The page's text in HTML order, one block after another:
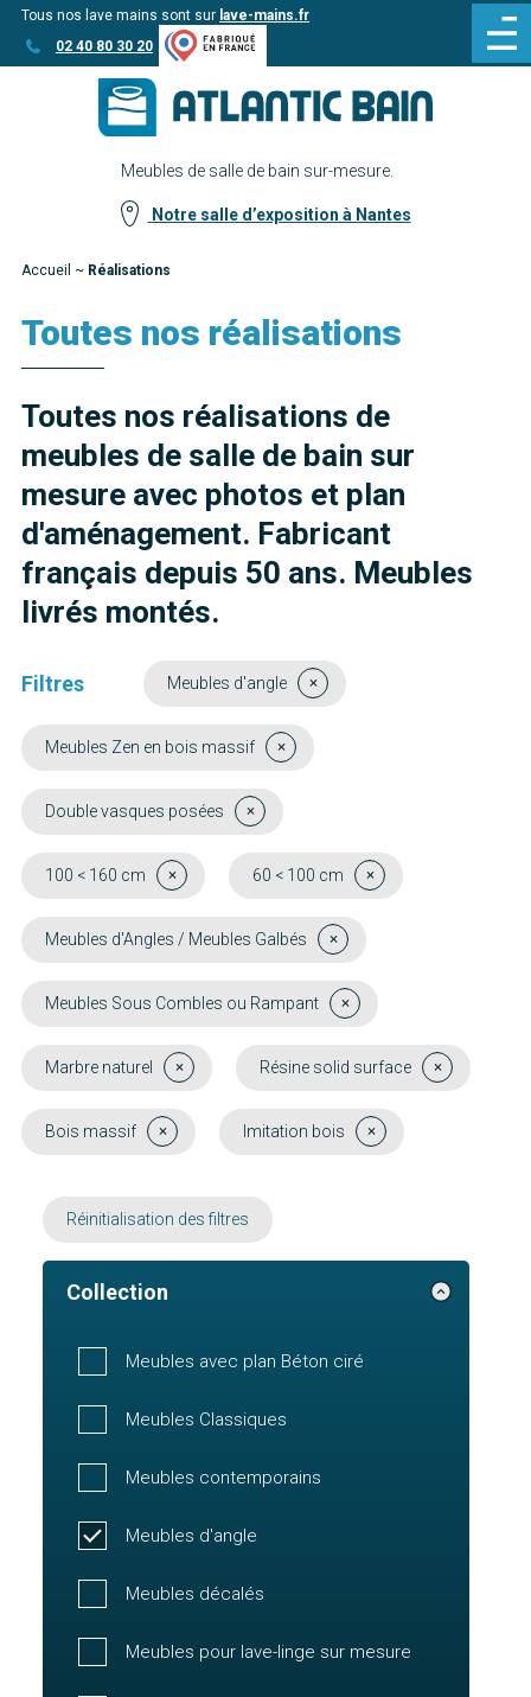
Aller
au
Aller au
contenu
Tous nos lave mains sont sur lave-mains.fr
02 40 80 30 20
Meubles de salle de bain sur-mesure.
Notre salle d’exposition à Nantes
Accueil ~ Réalisations
Toutes nos réalisations
Toutes nos réalisations de
meubles de salle de bain sur
mesure avec photos et plan
d'aménagement. Fabricant
français depuis 50 ans. Meubles
livrés montés.
Filtres Meubles d'angle
Meubles Zen en bois massif
Double vasques posées
100 < 160 cm 60 < 100 cm
Meubles d'Angles / Meubles Galbés
Meubles Sous Combles ou Rampant
Marbre naturel Résine solid surface
Bois massif Imitation bois
Réinitialisation des filtres
Collection
Meubles avec plan Béton ciré
Meubles Classiques
Meubles contemporains
Meubles d'angle
Meubles décalés
Meubles pour lave-linge sur mesure